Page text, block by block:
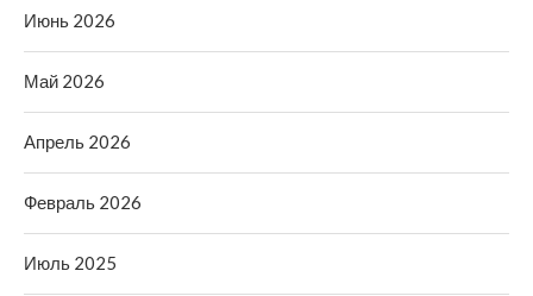
Июнь 2026
Май 2026
Апрель 2026
Февраль 2026
Июль 2025